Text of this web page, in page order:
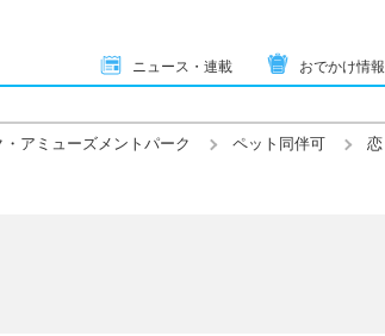
ニュース・連載 おでかけ情報
・アミューズメントパーク ペット同伴可
恋